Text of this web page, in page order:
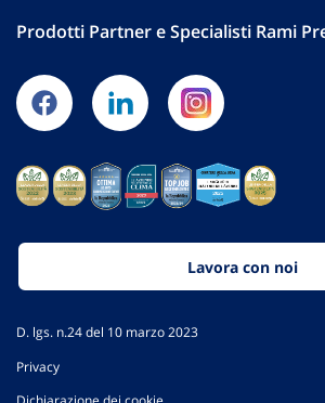
Prodotti Partner e Specialisti Rami
Lavora con noi
D. lgs. n.24 del 10 marzo 2023
Privacy